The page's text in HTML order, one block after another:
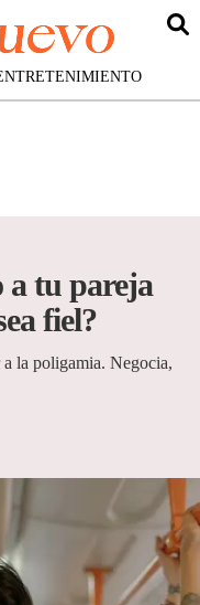
a tu pareja
fiel?
la poligamia. Negocia,